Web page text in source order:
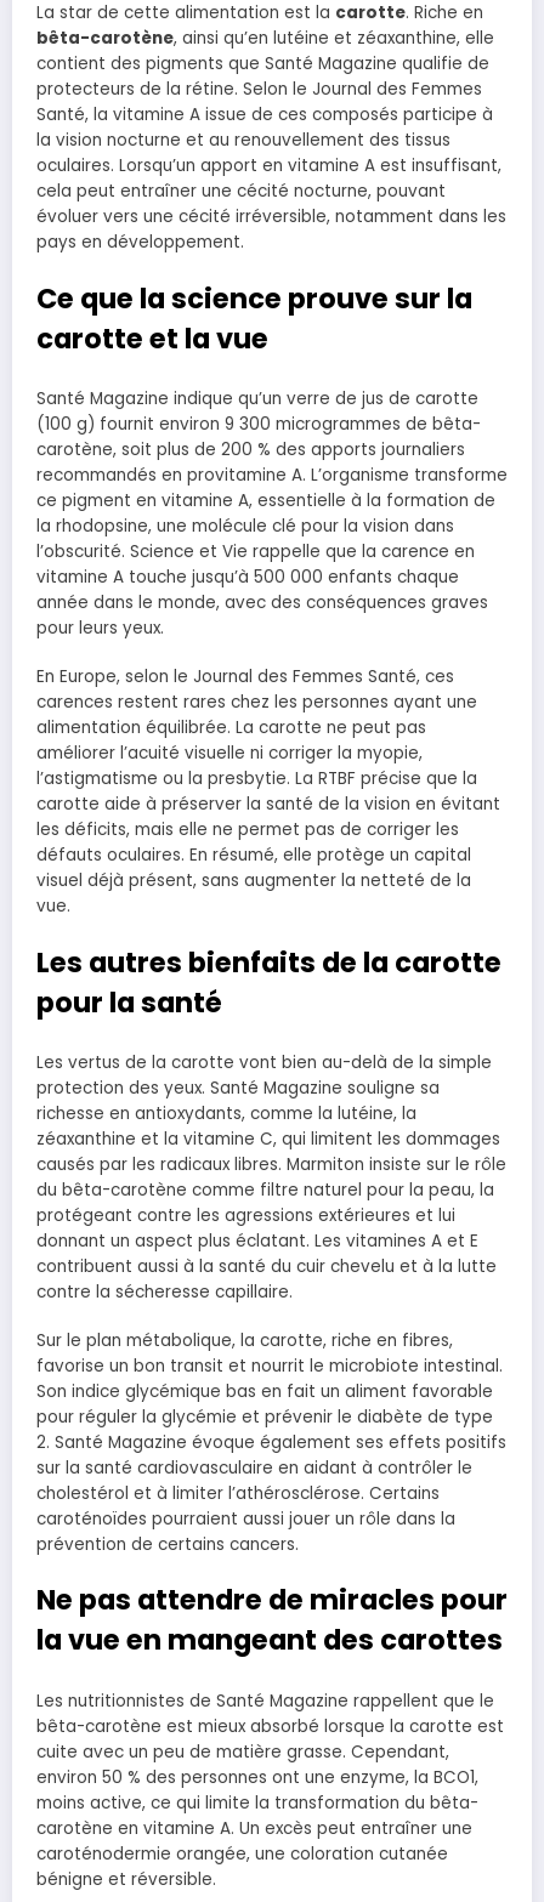
La star de cette alimentation est la carotte. Riche en
bêta-carotène, ainsi qu’en lutéine et zéaxanthine, elle
contient des pigments que Santé Magazine qualifie de
protecteurs de la rétine. Selon le Journal des Femmes
Santé, la vitamine A issue de ces composés participe à
la vision nocturne et au renouvellement des tissus
oculaires. Lorsqu’un apport en vitamine A est insuffisant,
cela peut entraîner une cécité nocturne, pouvant
évoluer vers une cécité irréversible, notamment dans les
pays en développement.
Ce que la science prouve sur la
carotte et la vue
Santé Magazine indique qu’un verre de jus de carotte
(100 g) fournit environ 9 300 microgrammes de bêta-
carotène, soit plus de 200 % des apports journaliers
recommandés en provitamine A. L’organisme transforme
ce pigment en vitamine A, essentielle à la formation de
la rhodopsine, une molécule clé pour la vision dans
l’obscurité. Science et Vie rappelle que la carence en
vitamine A touche jusqu’à 500 000 enfants chaque
année dans le monde, avec des conséquences graves
pour leurs yeux.
En Europe, selon le Journal des Femmes Santé, ces
carences restent rares chez les personnes ayant une
alimentation équilibrée. La carotte ne peut pas
améliorer l’acuité visuelle ni corriger la myopie,
l’astigmatisme ou la presbytie. La RTBF précise que la
carotte aide à préserver la santé de la vision en évitant
les déficits, mais elle ne permet pas de corriger les
défauts oculaires. En résumé, elle protège un capital
visuel déjà présent, sans augmenter la netteté de la
vue.
Les autres bienfaits de la carotte
pour la santé
Les vertus de la carotte vont bien au-delà de la simple
protection des yeux. Santé Magazine souligne sa
richesse en antioxydants, comme la lutéine, la
zéaxanthine et la vitamine C, qui limitent les dommages
causés par les radicaux libres. Marmiton insiste sur le rôle
du bêta-carotène comme filtre naturel pour la peau, la
protégeant contre les agressions extérieures et lui
donnant un aspect plus éclatant. Les vitamines A et E
contribuent aussi à la santé du cuir chevelu et à la lutte
contre la sécheresse capillaire.
Sur le plan métabolique, la carotte, riche en fibres,
favorise un bon transit et nourrit le microbiote intestinal.
Son indice glycémique bas en fait un aliment favorable
pour réguler la glycémie et prévenir le diabète de type
2. Santé Magazine évoque également ses effets positifs
sur la santé cardiovasculaire en aidant à contrôler le
cholestérol et à limiter l’athérosclérose. Certains
caroténoïdes pourraient aussi jouer un rôle dans la
prévention de certains cancers.
Ne pas attendre de miracles pour
la vue en mangeant des carottes
Les nutritionnistes de Santé Magazine rappellent que le
bêta-carotène est mieux absorbé lorsque la carotte est
cuite avec un peu de matière grasse. Cependant,
environ 50 % des personnes ont une enzyme, la BCO1,
moins active, ce qui limite la transformation du bêta-
carotène en vitamine A. Un excès peut entraîner une
caroténodermie orangée, une coloration cutanée
bénigne et réversible.